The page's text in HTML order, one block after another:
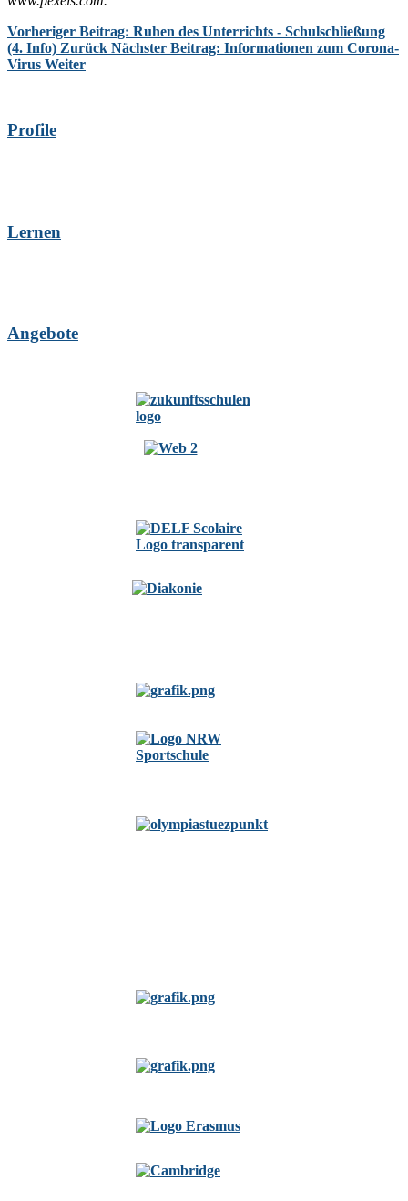
Vorheriger Beitrag: Ruhen des Unterrichts - Schulschließung
(4. Info) Zurück Nächster Beitrag: Informationen zum Corona-
Virus Weiter
Profile
Lernen
Angebote